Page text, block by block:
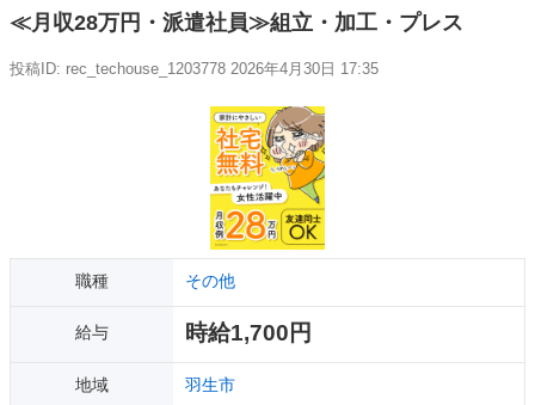
≪月収28万円・派遣社員≫組立・加工・プレス
投稿ID: rec_techouse_1203778 2026年4月30日 17:35
職種 その他
給与 時給1,700円
地域 羽生市